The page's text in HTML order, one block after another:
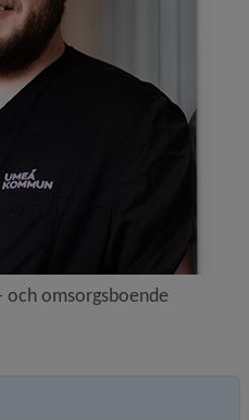
och omsorgsboende